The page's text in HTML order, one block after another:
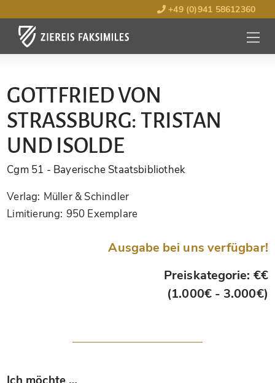
+49 (0)941 58612360
MENÜ
GOTTFRIED VON
STRASSBURG: TRISTAN U
ND ISOLDE
Cgm 51 - Bayerische Staatsbibliothek
Verlag: Müller & Schindler
Limitierung: 950 Exemplare
Ausgabe bei uns verfügbar!
Preiskategorie: €€
(1.000€ - 3.000€)